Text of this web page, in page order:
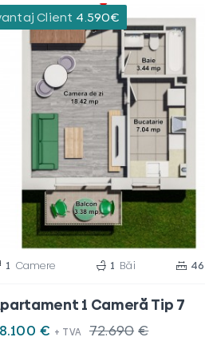
4.590€
46
1 Camere 1 Băi
1 Cameră Tip 7
€ 72.690 €